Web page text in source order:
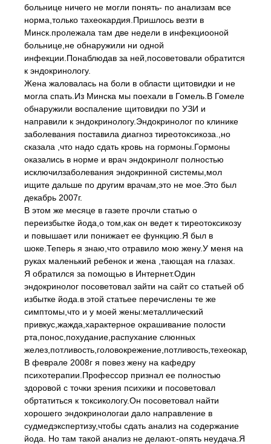
больнице ничего не могли понять- по анализам все
норма,только тахеокардия.Пришлось везти в
Минск.пролежала там две недели в инфекциооной
больнице,не обнаружили ни одной
инфекции.Понаблюдав за ней,посоветовали обратится
к эндокринологу.
Жена жаловалась на боли в области щитовидки и не
могла спать.Из Минска мы поехали в Гомель.В Гомеле
обнаружили воспаление щитовидки по УЗИ и
направили к эндокринологу.Эндокринолог по клинике
заболевания поставила диагноз тиреотоксикоза.,но
сказала ,что надо сдать кровь на гормоны.Гормоны
оказались в норме и врач эндокринолг полностью
исключилзаболевания эндокринной системы,мол
ищите дальше по другим врачам,это не мое.Это был
декабрь 2007г.
В этом же месяце в газете прочли статью о
переизбытке йода,о том,как он ведет к тиреотоксикозу
и повышает или понижает ее функцию.Я был в
шоке.Теперь я знаю,что отравило мою жену.У меня на
руках маленький ребенок и жена ,тающая на глазах.
Я обратился за помощью в Интернет.Один
эндокринолог посоветовал зайти на сайт со статьей об
избытке йода.в этой статьее перечислены те же
симптомы,что и у моей жены:металлический
привкус,жажда,характерное окрашивание полости
рта,понос,похудание,распухание слюнных
желез,потливость,головокрежение,потливость,техеокардия.
В феврале 2008г я повез жену на кафедру
психотерапии.Профессор признал ее полностью
здоровой с точки зрения психики и посоветовал
обртатиться к токсикологу.Он посоветовал найти
хорошего эндокринологаи дало направление в
судмедэкспертизу,чтобы сдать анализ на содержание
йода. Но там такой анализ не делают.-опять неудача.Я